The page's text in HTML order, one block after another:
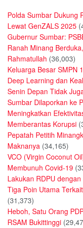
Polda Sumbar Dukung
Lewat GenZALS 2025
Gubernur Sumbar:
Ranah Minang
Rahmatullah (36,003)
Keluarga Besar SMPN
Deep Learning dan
Senin Depan Tidak
Sumbar Dilaporkan ke
Meningkatkan
Memberantas Korupsi
Pepatah Petitih
Maknanya (34,165)
VCO (Virgin Coconut
Membunuh Covid-19
Lakukan RDPU
Tiga Poin Utama
(31,373)
Heboh, Satu Orang
RSAM Bukittinggi